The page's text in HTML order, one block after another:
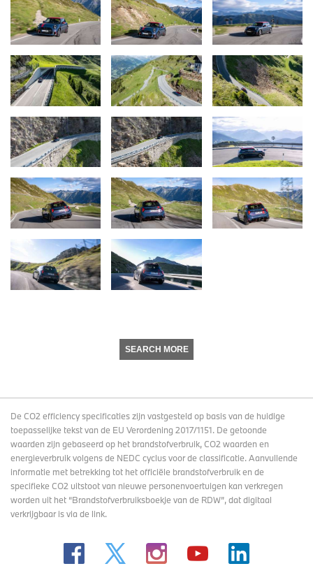
SEARCH MORE
De CO2 efficiency specificaties zijn vastgesteld op basis van de huidige
toepasselijke tekst van de EU Verordening 2017/1151. De getoonde
waarden zijn gebaseerd op het brandstofverbruik, CO2 waarden en
energieverbruik volgens de NEDC cyclus voor de classificatie. Aanvullende
informatie met betrekking tot het officiële brandstofverbruik en de
specifieke CO2 uitstoot van nieuwe personenvoertuigen kan verkregen
worden uit het “Brandstofverbruiksboekje van de RDW”, dat digitaal
verkrijgbaaris via de link.